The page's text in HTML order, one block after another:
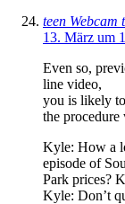
teen Webcam
13. März um
Even so,
line video,
you is likely
the
Kyle: How a
episode of
Park prices?
Kyle: Don’t